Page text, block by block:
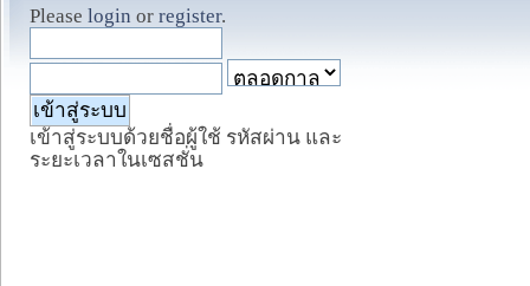
Please login or register.
เข้าสู่ระบบด้วยชื่อผู้ใช้ รหัสผ่าน และ
ระยะเวลาในเซสชั่น